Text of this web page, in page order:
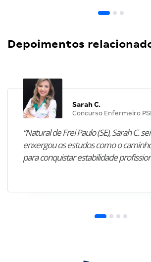
Depoimentos
Sarah C.
Concurso Enfermeiro
“Natural de Frei Paulo (SE), Sarah C.
enxergou os estudos como o
para conquistar estabilidade